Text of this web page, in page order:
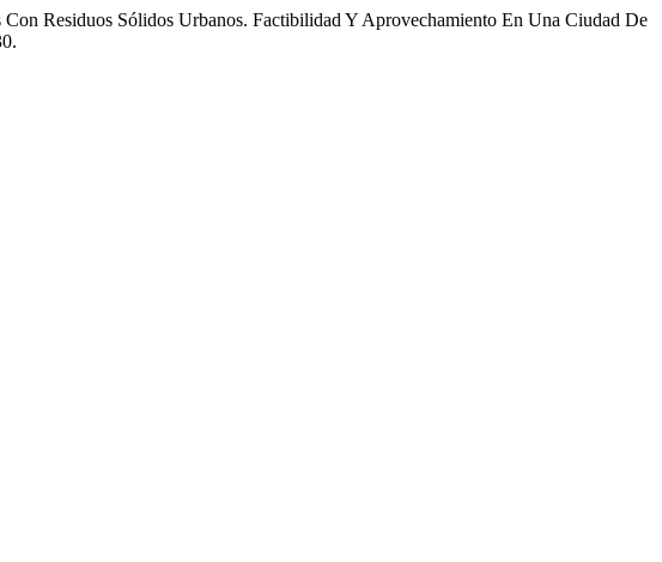
Residuos Sólidos Urbanos. Factibilidad Y Aprovechamiento En Una Ciudad De